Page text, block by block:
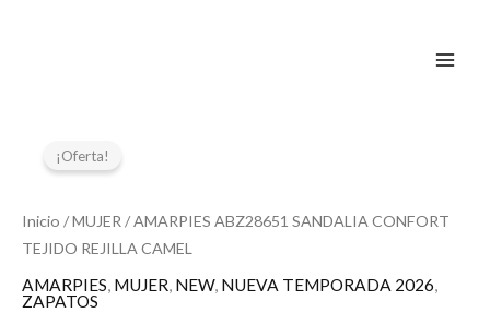
¡Oferta!
Inicio /MUJER / AMARPIES ABZ28651 SANDALIA CONFORT
TEJIDO REJILLA CAMEL
AMARPIES, MUJER, NEW, NUEVA TEMPORADA 2026,
ZAPATOS
era:
45,95 €.
es:
ABZ28651
SANDALIA
TEJIDO
CAMEL
cantidad